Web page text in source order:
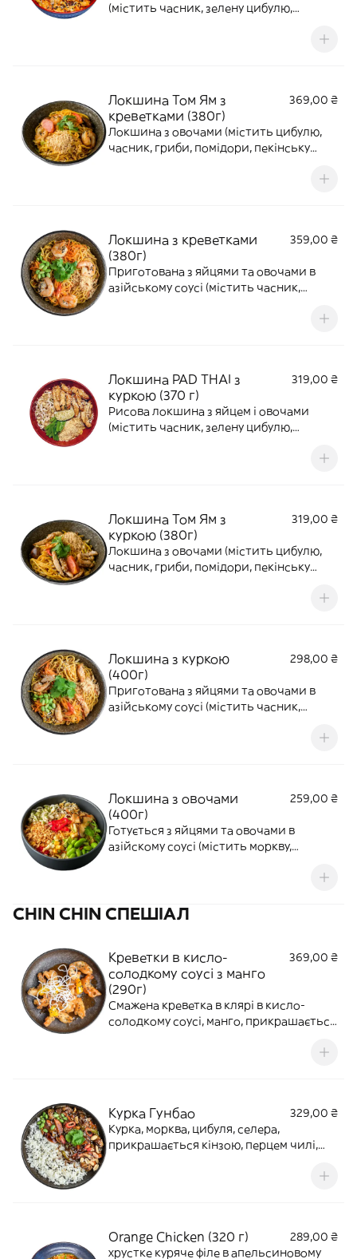
(містить часник, зелену цибулю,
Локшина Том Ям з
креветками (380г)
369,00 ₴
Локшина з овочами (містить цибулю,
часник, гриби, помідори, пекінську
кунжут), приготовлена з пастою том ям і
Локшина з креветками
(380г)
359,00 ₴
Приготована з яйцями та овочами в
азійському соусі (містить часник,
Локшина PAD THAI з
куркою (370 г)
319,00 ₴
Рисова локшина з яйцем і овочами
(містить часник, зелену цибулю,
Локшина Том Ям з
куркою (380г)
319,00 ₴
Локшина з овочами (містить цибулю,
часник, гриби, помідори, пекінську
кунжут), приготовлена з пастою том ям і
Локшина з куркою
(400г)
298,00 ₴
Приготована з яйцями та овочами в
азійському соусі (містить часник,
Локшина з овочами
(400г)
259,00 ₴
Готується з яйцями та овочами в
азійскому соусі (містить моркву,
гриби та паростки сої). Локшина на
CHIN CHIN СПЕШІАЛ
Креветки в кисло-
солодкому соусі з манго
(290г)
369,00 ₴
Смажена креветка в клярі в кисло-
солодкому соусі, манго, прикрашається
Курка Гунбао
329,00 ₴
Курка, морква, цибуля, селера,
прикрашається кінзою, перцем чилі,
Orange Chicken (320 г)
289,00 ₴
хрустке куряче філе в апельсиновому